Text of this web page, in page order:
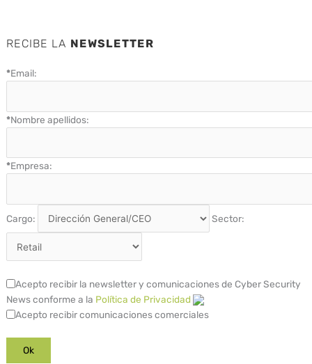
RECIBE LA NEWSLETTER
*Email:
*Nombre apellidos:
*Empresa:
Cargo: Sector:
Acepto recibir la newsletter y comunicaciones de Cyber Security
News conforme a la Política de Privacidad
Acepto recibir comunicaciones comerciales